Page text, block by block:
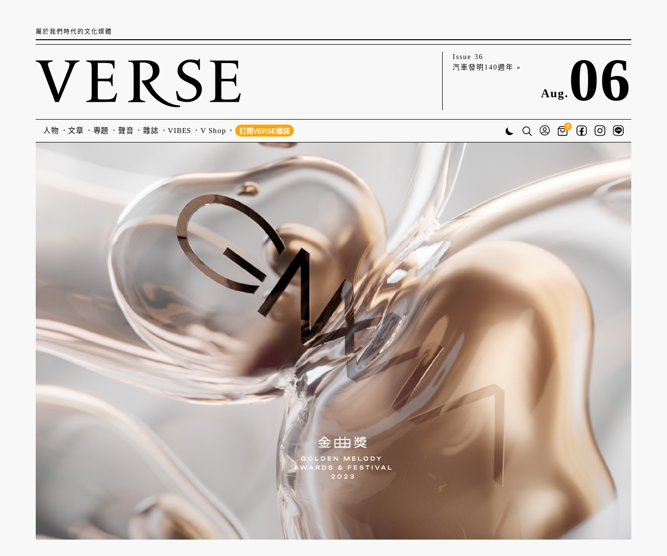
屬於我們時代的文化媒體
Issue 36
汽車發明140週年 »
Aug. 06
人物 文章 專題 聲音 雜誌 VIBES V Shop 訂閱VERSE雜誌
0